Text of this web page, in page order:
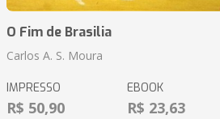
O Fim de Brasilia
Carlos A. S. Moura
IMPRESSO
R$ 50,90
EBOOK
R$ 23,63